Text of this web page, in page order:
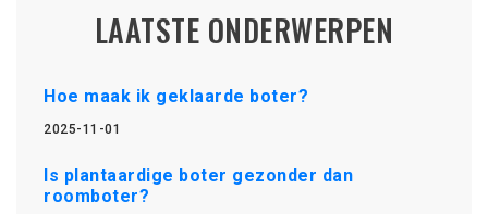
LAATSTE ONDERWERPEN
Hoe maak ik geklaarde boter?
2025-11-01
Is plantaardige boter gezonder dan
roomboter?